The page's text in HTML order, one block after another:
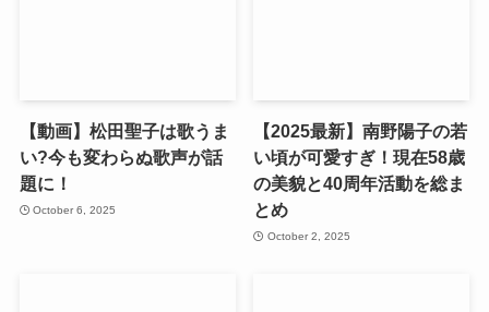
【動画】松田聖子は歌うま
い?今も変わらぬ歌声が話
題に！
October 6, 2025
【2025最新】南野陽子の若
い頃が可愛すぎ！現在58歳
の美貌と40周年活動を総ま
とめ
October 2, 2025